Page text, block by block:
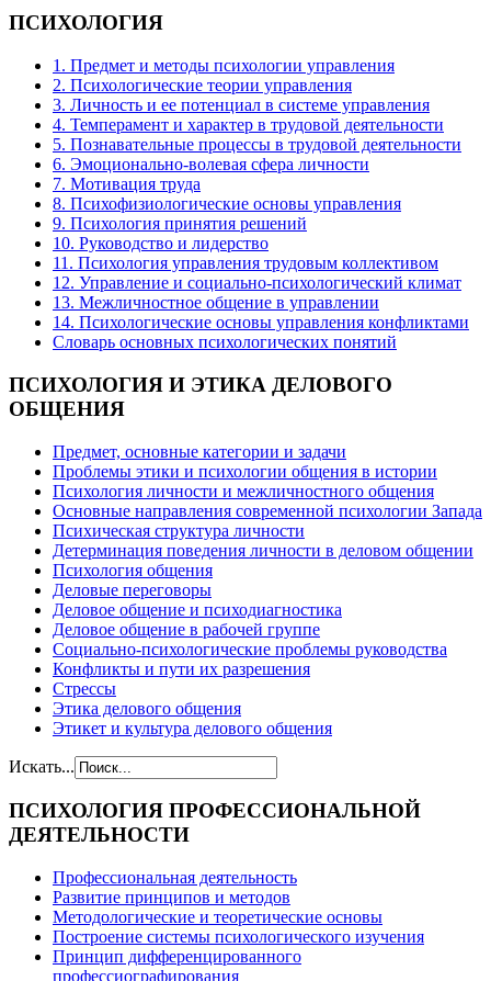
ПСИХОЛОГИЯ
1. Предмет и методы психологии управления
2. Психологические теории управления
3. Личность и ее потенциал в системе управления
4. Темперамент и характер в трудовой деятельности
5. Познавательные процессы в трудовой деятельности
6. Эмоционально-волевая сфера личности
7. Мотивация труда
8. Психофизиологические основы управления
9. Психология принятия решений
10. Руководство и лидерство
11. Психология управления трудовым коллективом
12. Управление и социально-психологический климат
13. Межличностное общение в управлении
14. Психологические основы управления конфликтами
Словарь основных психологических понятий
ПСИХОЛОГИЯ И ЭТИКА ДЕЛОВОГО
ОБЩЕНИЯ
Предмет, основные категории и задачи
Проблемы этики и психологии общения в истории
Психология личности и межличностного общения
Основные направления современной психологии Запада
Психическая структура личности
Детерминация поведения личности в деловом общении
Психология общения
Деловые переговоры
Деловое общение и психодиагностика
Деловое общение в рабочей группе
Cоциально-психологические проблемы руководства
Конфликты и пути их разрешения
Стрессы
Этика делового общения
Этикет и культура делового общения
Искать...
ПСИХОЛОГИЯ ПРОФЕССИОНАЛЬНОЙ
ДЕЯТЕЛЬНОСТИ
Профессиональная деятельность
Развитие принципов и методов
Методологические и теоретические основы
Построение системы психологического изучения
Принцип дифференцированного
профессиографирования